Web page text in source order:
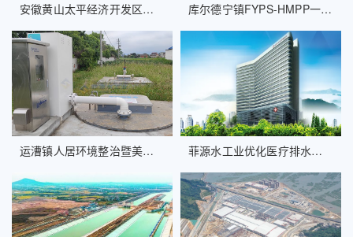
安徽黄山太平经济开发区冷链物流产业园项目高模量聚丙烯一体化泵站工程案例 库尔德宁镇FYPS-HMPP一体化供水泵站
运漕镇人居环境整治暨美丽乡村建设一体化污水提升泵站 菲源水工业优化医疗排水系统，疏通湘南医院“毛细血管”